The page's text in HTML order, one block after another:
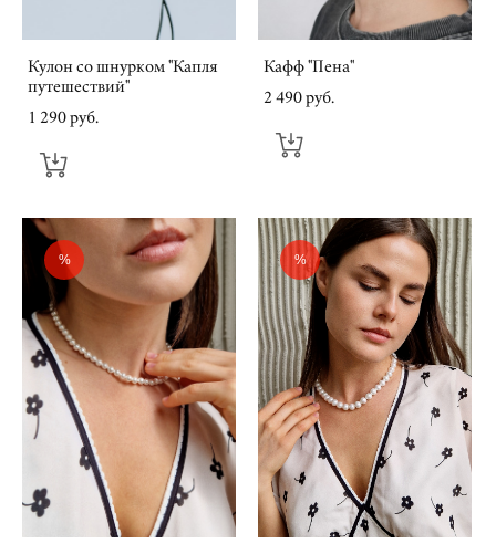
Кулон со шнурком "Капля
путешествий"
1 290 pуб.
Кафф "Пена"
2 490 pуб.
% %